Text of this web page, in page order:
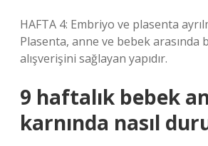
HAFTA 4: Embriyo ve plasenta
Plasenta, anne ve bebek arasında
alışverişini sağlayan yapıdır.
9 haftalık bebek
karnında nasıl